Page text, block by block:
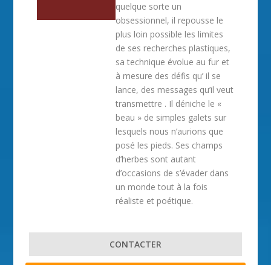
quelque sorte un
obsessionnel, il repousse le
plus loin possible les limites
de ses recherches plastiques,
sa technique évolue au fur et
à mesure des défis qu’ il se
lance, des messages qu’il veut
transmettre . Il déniche le «
beau » de simples galets sur
lesquels nous n’aurions que
posé les pieds. Ses champs
d’herbes sont autant
d’occasions de s’évader dans
un monde tout à la fois
réaliste et poétique.
CONTACTER